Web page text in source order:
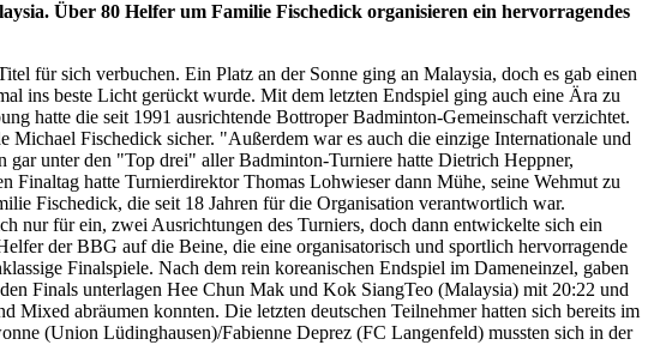
Über 80 Helfer um Familie Fischedick organisieren ein hervorragendes
für sich verbuchen. Ein Platz an der Sonne ging an Malaysia, doch es gab einen
ins beste Licht gerückt wurde. Mit dem letzten Endspiel ging auch eine Ära zu
hatte die seit 1991 ausrichtende Bottroper Badminton-Gemeinschaft verzichtet.
Fischedick sicher. "Außerdem war es auch die einzige Internationale und
unter den "Top drei" aller Badminton-Turniere hatte Dietrich Heppner,
Finaltag hatte Turnierdirektor Thomas Lohwieser dann Mühe, seine Wehmut zu
Fischedick, die seit 18 Jahren für die Organisation verantwortlich war.
nur für ein, zwei Ausrichtungen des Turniers, doch dann entwickelte sich ein
der BBG auf die Beine, die eine organisatorisch und sportlich hervorragende
Finalspiele. Nach dem rein koreanischen Endspiel im Dameneinzel, gaben
Finals unterlagen Hee Chun Mak und Kok SiangTeo (Malaysia) mit 20:22 und
Mixed abräumen konnten. Die letzten deutschen Teilnehmer hatten sich bereits im
(Union Lüdinghausen)/Fabienne Deprez (FC Langenfeld) mussten sich in der